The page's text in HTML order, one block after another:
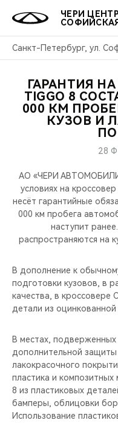
ЧЕРИ
СОФИЙСКАЯ
Санкт-Петербург, ул.
ВСЕ МОДЕЛИ
СЕДАНЫ
НОВИНКИ
ВЫБОР И ПОКУПКА
КРЕДИТ И СТРАХОВАНИЕ
ЗАПЧАСТИ И АКСЕССУАРЫ
ПОДДЕРЖКА
CHERY CONNECT
АКСЕССУАРЫ
CHERY В СОЦСЕТЯХ
ЛЮДИ CHERY
БЛАГОТВОРИТЕЛЬНОСТЬ
CHERY REMOTE
НАШИ МЕРОПРИЯТИЯ
ВИДЕООБЗОРЫ
ВЫГОДЫ И АКЦИИ
ВЫБОР И ПОКУПКА
О
ГАРАНТИЯ НА
TIGGO 8
000 КМ
КУЗОВ И
28
АО «ЧЕРИ АВТОМОБИЛИ
условиях на
несёт гарантийные
000 км пробега
наступит
распространяются на
В дополнение к
подготовки кузовов, в
качества, в кроссовере
детали из оцинкованной
В местах,
дополнительной
лакокрасочного
пластика и композитных
8 из пластиковых
бамперы, облицовки
Использование